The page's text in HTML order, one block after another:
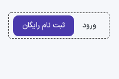
ورود ثبت نام رایگان